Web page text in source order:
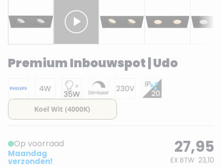
Premium Inbouwspot | Udo
Op voorraad
Maandag
verzonden!
27,95
EX BTW 23,10